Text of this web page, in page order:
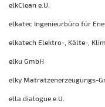
elkClean e.U.
elkatec Ingenieurbüro für
elkatech Elektro-, Kälte-,
elku GmbH
elky Matratzenerzeugungs-
ella dialogue e.U.